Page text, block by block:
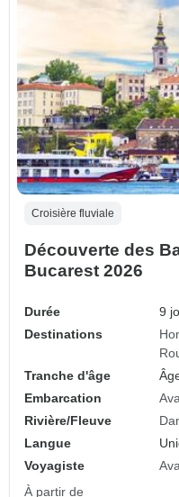
Croisière fluviale
Découverte des
Bucarest 2026
Durée
9
Destinations
Tranche d'âge
Embarcation
Rivière/Fleuve
Langue
Voyagiste
À partir de